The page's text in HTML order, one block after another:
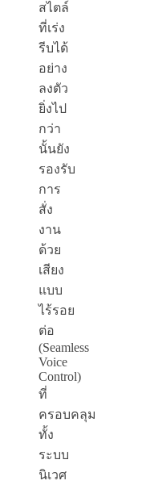
สไตล์
ที่เร่ง
รีบได้
อย่าง
ลงตัว
ยิ่งไป
กว่า
นั้นยัง
รองรับ
การ
สั่ง
งาน
ด้วย
เสียง
แบบ
ไร้รอย
ต่อ
(Seamless
Voice
Control)
ที่
ครอบคลุม
ทั้ง
ระบบ
นิเวศ